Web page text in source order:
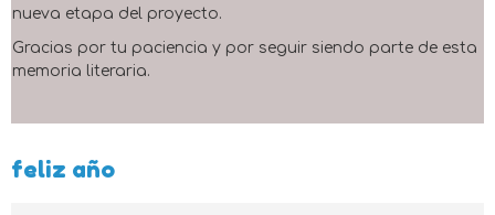
nueva etapa del proyecto.
Gracias por tu paciencia y por seguir siendo parte de esta
memoria literaria.
feliz año